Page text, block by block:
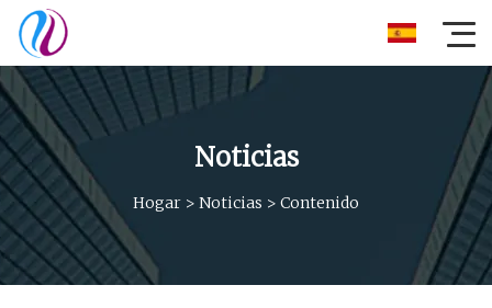
Noticias
Hogar > Noticias > Contenido